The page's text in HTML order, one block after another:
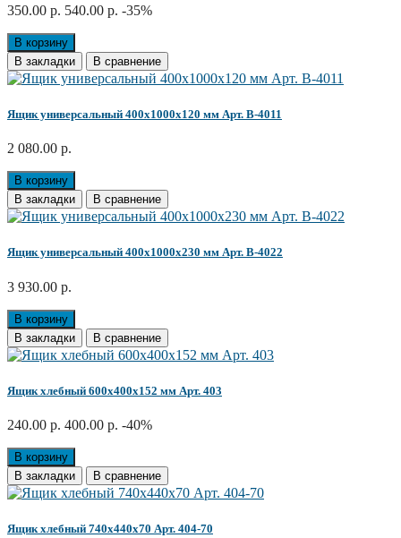
350.00 р. 540.00 р. -35%
В корзину
В закладки
В сравнение
Ящик универсальный 400х1000х120 мм Арт. B-4011
2 080.00 р.
В корзину
В закладки
В сравнение
Ящик универсальный 400х1000х230 мм Арт. B-4022
3 930.00 р.
В корзину
В закладки
В сравнение
Ящик хлебный 600x400x152 мм Арт. 403
240.00 р. 400.00 р. -40%
В корзину
В закладки
В сравнение
Ящик хлебный 740х440х70 Арт. 404-70